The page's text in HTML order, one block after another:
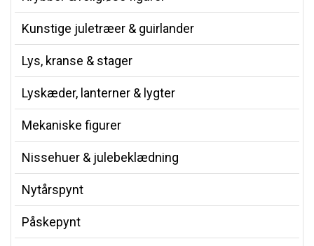
Kunstige juletræer & guirlander
Lys, kranse & stager
Lyskæder, lanterner & lygter
Mekaniske figurer
Nissehuer & julebeklædning
Nytårspynt
Påskepynt